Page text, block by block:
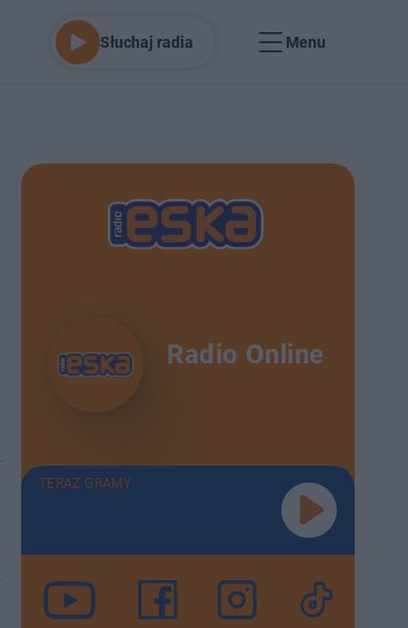
Słuchaj radia Menu
Radio Online
TERAZ GRAMY